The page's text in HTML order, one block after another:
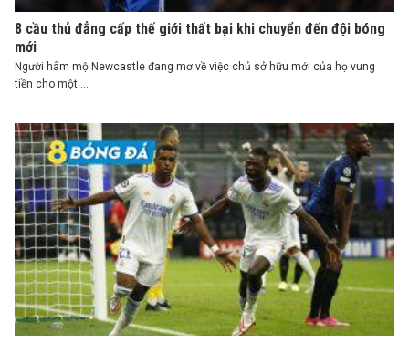
8 cầu thủ đẳng cấp thế giới thất bại khi chuyển đến đội bóng
mới
Người hâm mộ Newcastle đang mơ về việc chủ sở hữu mới của họ vung
tiền cho một ...